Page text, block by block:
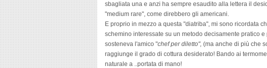
sbagliata una e anzi ha sempre esaudito alla lettera il
"medium rare", come direbbero gli americani.
E proprio in mezzo a questa "diatriba", mi sono ricordata
schemino interessate su un metodo decisamente pratico
sosteneva l'amico "chef per diletto", (ma anche di più che
raggiunge il grado di cottura desiderato! Bando ai
naturale a ..portata di mano!